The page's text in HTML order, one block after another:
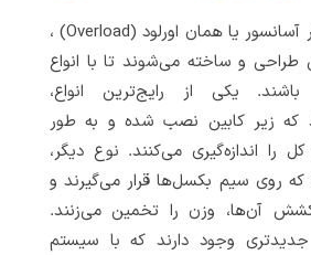
سنسورهای اضافه بار آسانسور یا همان اورلود (Overload) ،
و ساخته می‌شوند تا با انواع
یکی از رایج‌ترین انواع،
که زیر کابین نصب شده و به طور
را اندازه‌گیری می‌کنند. نوع دیگر،
روی سیم بکسل‌ها قرار می‌گیرند و
آن‌ها، وزن را تخمین می‌زنند.
وجود دارند که با سیستم